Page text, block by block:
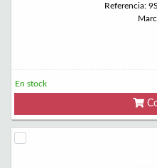
Referencia:
En stock